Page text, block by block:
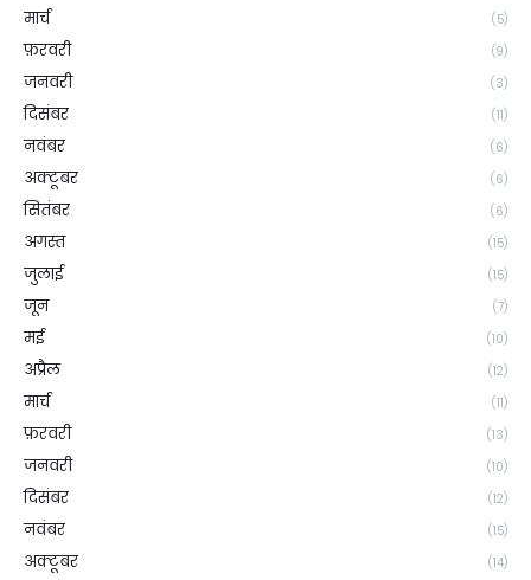
मार्च (5)
फ़रवरी (9)
जनवरी (3)
दिसंबर (11)
नवंबर (6)
अक्टूबर (6)
सितंबर (6)
अगस्त (15)
जुलाई (15)
जून (7)
मई (10)
अप्रैल (12)
मार्च (11)
फ़रवरी (13)
जनवरी (10)
दिसंबर (12)
नवंबर (15)
अक्टूबर (14)